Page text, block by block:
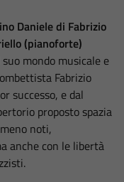
Daniele di Fabrizio
(pianoforte)
mondo musicale e
Fabrizio
successo, e dal
proposto spazia
noti,
anche con le libertà